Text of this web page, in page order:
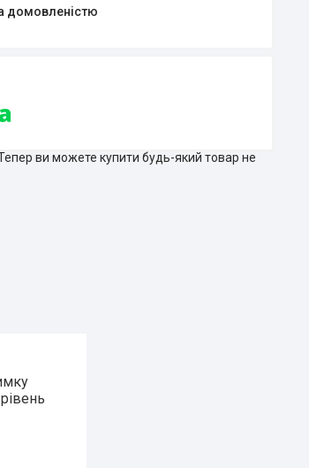
домовленістю
ви можете купити будь-який товар не